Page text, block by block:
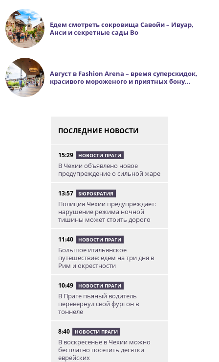
Едем смотреть сокровища Савойи – Ивуар,
Анси и секретные сады Во
Август в Fashion Arena – время суперскидок,
красивого мороженого и приятных бону...
ПОСЛЕДНИЕ НОВОСТИ
15:29 НОВОСТИ ПРАГИ
В Чехии объявлено новое
предупреждение о сильной жаре
13:57 БЮРОКРАТИЯ
Полиция Чехии предупреждает:
нарушение режима ночной
тишины может стоить дорого
11:40 НОВОСТИ ПРАГИ
Большое итальянское
путешествие: едем на три дня в
Рим и окрестности
10:49 НОВОСТИ ПРАГИ
В Праге пьяный водитель
перевернул свой фургон в
тоннеле
8:40 НОВОСТИ ПРАГИ
В воскресенье в Чехии можно
бесплатно посетить десятки
еврейских